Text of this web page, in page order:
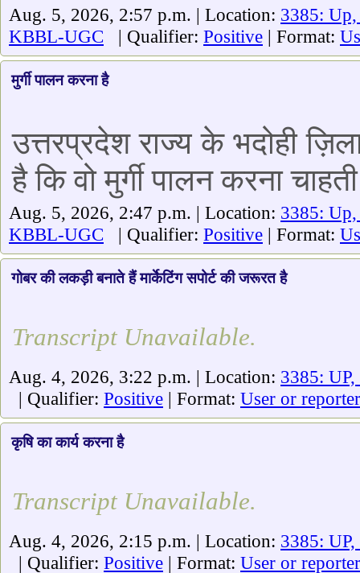
Aug. 5, 2026, 2:57 p.m. | Location: 3385:
KBBL-UGC | Qualifier: Positive | Format:
मुर्गी पालन करना है
उत्तरप्रदेश राज्य के भदोही
है कि वो मुर्गी पालन करना
Aug. 5, 2026, 2:47 p.m. | Location: 3385:
KBBL-UGC | Qualifier: Positive | Format:
गोबर की लकड़ी बनाते हैं मार्केटिंग सपोर्ट की जरूरत है
Transcript Unavailable.
Aug. 4, 2026, 3:22 p.m. | Location: 3385:
| Qualifier: Positive | Format: User or
कृषि का कार्य करना है
Transcript Unavailable.
Aug. 4, 2026, 2:15 p.m. | Location: 3385:
| Qualifier: Positive | Format: User or